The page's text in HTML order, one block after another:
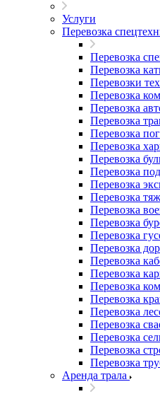
Услуги
Перевозка
Перевозка
Перевозка
Перевозки
Перевозка
Перевозка
Перевозка
Перевозка
Перевозка
Перевозка
Перевозка
Перевозка
Перевозка
Перевозка
Перевозка
Перевозка
Перевозка
Перевозка
Перевозка
Перевозка
Перевозка
Перевозка
Перевозка
Перевозка
Перевозка
Перевозка
Аренда трала